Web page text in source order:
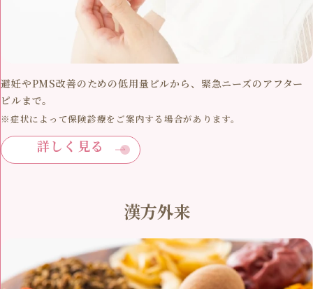
避妊やPMS改善のための低用量ピルから、緊急ニーズのアフター
ピルまで。
※症状によって保険診療をご案内する場合があります。
詳しく見る
漢方外来